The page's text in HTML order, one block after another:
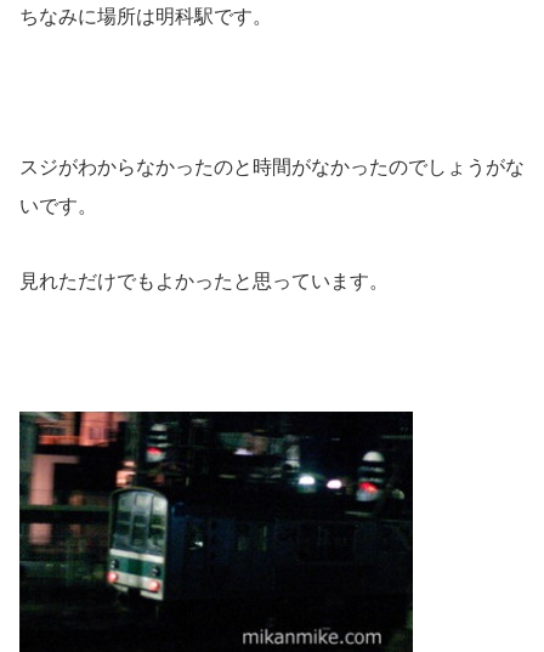
ちなみに場所は明科駅です。
スジがわからなかったのと時間がなかったのでしょうがな
いです。
見れただけでもよかったと思っています。